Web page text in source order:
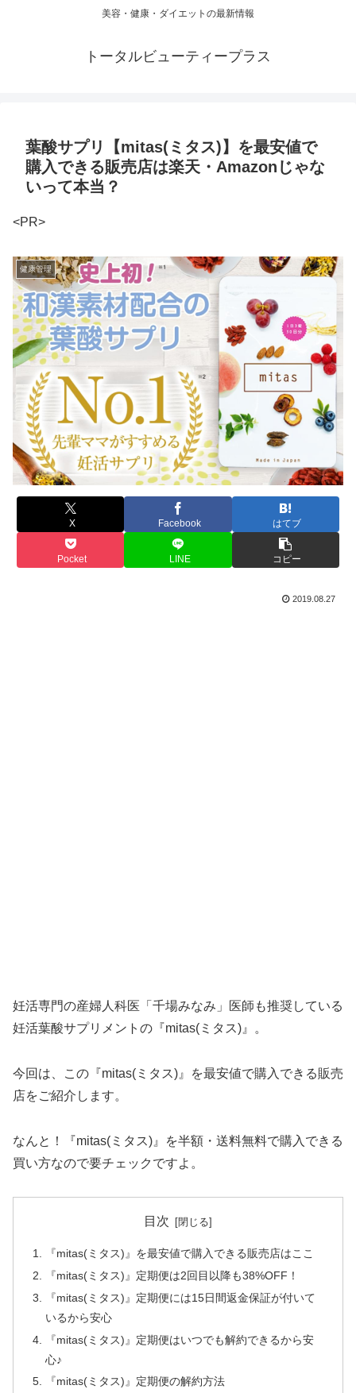
美容・健康・ダイエットの最新情報
トータルビューティープラス
葉酸サプリ【mitas(ミタス)】を最安値で
購入できる販売店は楽天・Amazonじゃな
いって本当？
<PR>
健康管理
X Facebook はてブ
Pocket LINE コピー
2019.08.27
妊活専門の産婦人科医「千場みなみ」医師も推奨している
妊活葉酸サプリメントの『mitas(ミタス)』。
今回は、この『mitas(ミタス)』を最安値で購入できる販売
店をご紹介します。
なんと！『mitas(ミタス)』を半額・送料無料で購入できる
買い方なので要チェックですよ。
目次
『mitas(ミタス)』を最安値で購入できる販売店はここ
『mitas(ミタス)』定期便は2回目以降も38%OFF！
『mitas(ミタス)』定期便には15日間返金保証が付いて
いるから安心
『mitas(ミタス)』定期便はいつでも解約できるから安
心♪
『mitas(ミタス)』定期便の解約方法